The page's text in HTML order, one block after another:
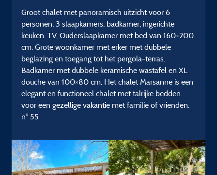
Groot chalet met panoramisch uitzicht voor 6
personen, 3 slaapkamers, badkamer, ingerichte
keuken. TV, Ouderslaapkamer met bed van 160×200
cm. Grote woonkamer met erker met dubbele
beglazing en toegang tot het pergola-terras.
Badkamer met dubbele keramische wastafel en XL
douche van 100×80 cm. Het chalet Marsanne is een
elegant en functioneel chalet met talrijke bedden
voor een gezellige vakantie met familie of vrienden.
n° 55